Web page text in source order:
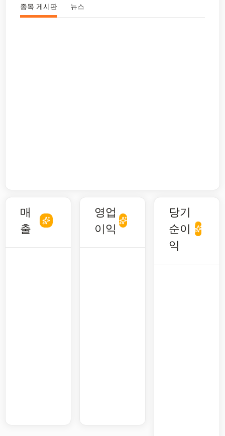
종목 게시판 뉴스
매
출
영업
이익
당기
순이
익